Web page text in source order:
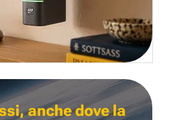
anche dove la